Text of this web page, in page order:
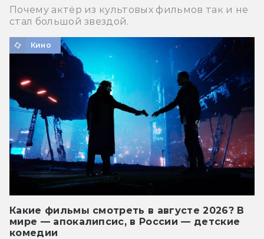
Почему актёр из культовых фильмов так и не
стал большой звездой.
Кино
Какие фильмы смотреть в августе 2026? В
мире — апокалипсис, в России — детские
комедии